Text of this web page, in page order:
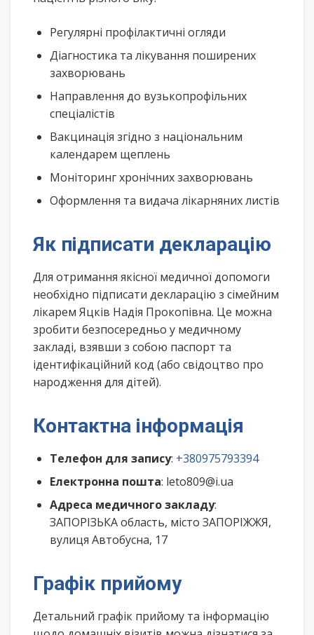
Регулярні профілактичні огляди
Діагностика та лікування поширених
захворювань
Направлення до вузькопрофільних
спеціалістів
Вакцинація згідно з національним
календарем щеплень
Моніторинг хронічних захворювань
Оформлення та видача лікарняних листів
Як підписати декларацію
Для отримання якісної медичної допомоги
необхідно підписати декларацію з сімейним
лікарем Яцків Надія Прокопівна. Це можна
зробити безпосередньо у медичному
закладі, взявши з собою паспорт та
ідентифікаційний код (або свідоцтво про
народження для дітей).
Контактна інформація
Телефон для запису: +380975793394
Електронна пошта: leto809@i.ua
Адреса медичного закладу:
ЗАПОРІЗЬКА область, місто ЗАПОРІЖЖЯ,
вулиця Автобусна, 17
Графік прийому
Детальний графік прийому та інформацію